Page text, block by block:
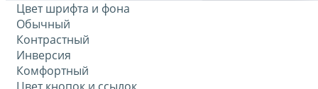
Цвет шрифта и фона
Обычный
Контрастный
Инверсия
Комфортный